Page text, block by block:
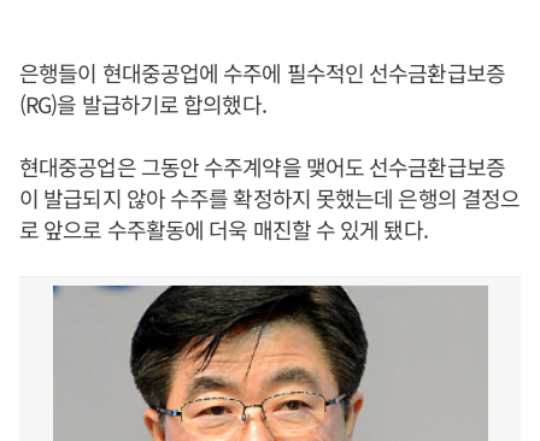
은행들이 현대중공업에 수주에 필수적인 선수금환급보증
(RG)을 발급하기로 합의했다.
현대중공업은 그동안 수주계약을 맺어도 선수금환급보증
이 발급되지 않아 수주를 확정하지 못했는데 은행의 결정으
로 앞으로 수주활동에 더욱 매진할 수 있게 됐다.